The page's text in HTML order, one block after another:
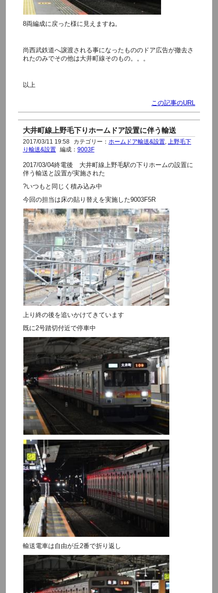
8両編成に戻った様に見えますね。
尚西武鉄道へ譲渡される事になったもののドア広告が撤去さ
れたのみでその他は大井町線そのもの。。。
以上
この記事のURL
大井町線上野毛下りホームドア設置に伴う輸送
2017/03/11 19:58 カテゴリー： ホームドア輸送&設置,
上野毛下
り輸送&設置
編成： 9003F
2017/03/04終電後 大井町線上野毛駅の下りホームの設置に
伴う輸送と設置が実施された
?いつもと同じく積み込み中
今回の担当は床の貼り替えを実施した9003F5R
上り終の後を追いかけてきています
既に2号踏切付近で停車中
輸送電車は自由が丘2番で折り返し